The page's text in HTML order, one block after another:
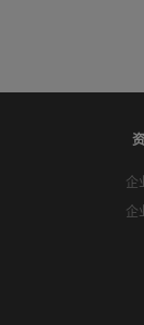
企
企